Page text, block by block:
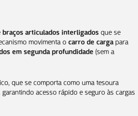
braços articulados interligadosque se
movimenta ocarro de cargapara
em segunda profundidade(sem a
que se comporta como uma tesoura
garantindo acesso rápido e seguro às cargas